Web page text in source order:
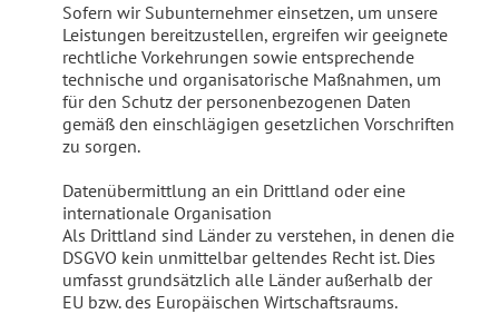
Sofern wir Subunternehmer einsetzen, um unsere
Leistungen bereitzustellen, ergreifen wir geeignete
rechtliche Vorkehrungen sowie entsprechende
technische und organisatorische Maßnahmen, um
für den Schutz der personenbezogenen Daten
gemäß den einschlägigen gesetzlichen Vorschriften
zu sorgen.
Datenübermittlung an ein Drittland oder eine
internationale Organisation
Als Drittland sind Länder zu verstehen, in denen die
DSGVO kein unmittelbar geltendes Recht ist. Dies
umfasst grundsätzlich alle Länder außerhalb der
EU bzw. des Europäischen Wirtschaftsraums.